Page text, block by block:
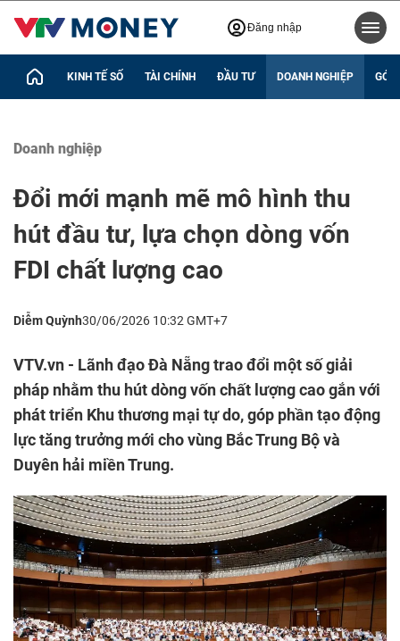
Đăng nhập
KINH TẾ SỐ TÀI CHÍNH ĐẦU TƯ DOANH NGHIỆP GÓC
Doanh nghiệp
Đổi mới mạnh mẽ mô hình thu
hút đầu tư, lựa chọn dòng vốn
FDI chất lượng cao
Diễm Quỳnh30/06/2026 10:32 GMT+7
VTV.vn - Lãnh đạo Đà Nẵng trao đổi một số giải
pháp nhằm thu hút dòng vốn chất lượng cao gắn với
phát triển Khu thương mại tự do, góp phần tạo động
lực tăng trưởng mới cho vùng Bắc Trung Bộ và
Duyên hải miền Trung.